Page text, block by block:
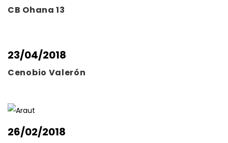
CB Ohana 13
23/04/2018
Cenobio Valerón
26/02/2018